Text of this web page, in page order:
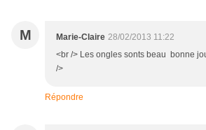
M Marie-Claire 28/02/2013 11:22
<br /> Les ongles sonts beau bonne
/>
Répondre